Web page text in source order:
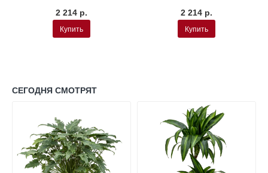
2 214 р.
Купить
2 214 р.
Купить
СЕГОДНЯ СМОТРЯТ